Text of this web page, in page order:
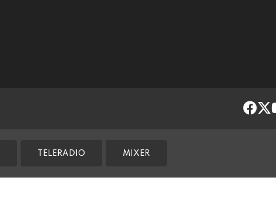
TELERADIO MIXER